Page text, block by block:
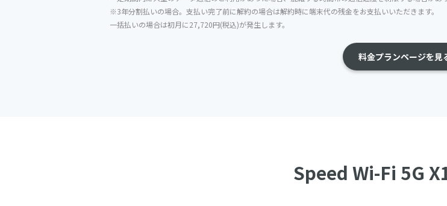
※3年分割払いの場合。支払い完了前に解約の場合は解約時に端末代の残金をお支払いいただきます。
一括払いの場合は初月に27,720円(税込)が発生します。
料金プランページを見
Speed Wi-Fi 5G